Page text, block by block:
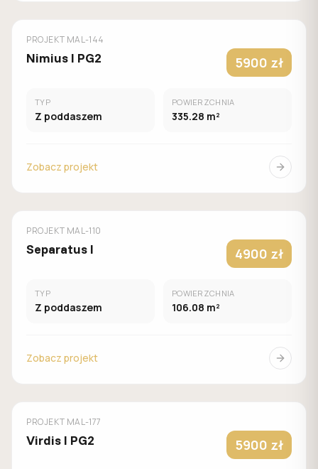
MALACHIT
PROJEKT MAL-144
Nimius I PG2 5900 zł
TYP
Z poddaszem
POWIERZCHNIA
335.28 m²
Zobacz projekt
MALACHIT
PROJEKT MAL-110
Separatus I 4900 zł
TYP
Z poddaszem
POWIERZCHNIA
106.08 m²
Zobacz projekt
MALACHIT
PROJEKT MAL-177
Virdis I PG2 5900 zł